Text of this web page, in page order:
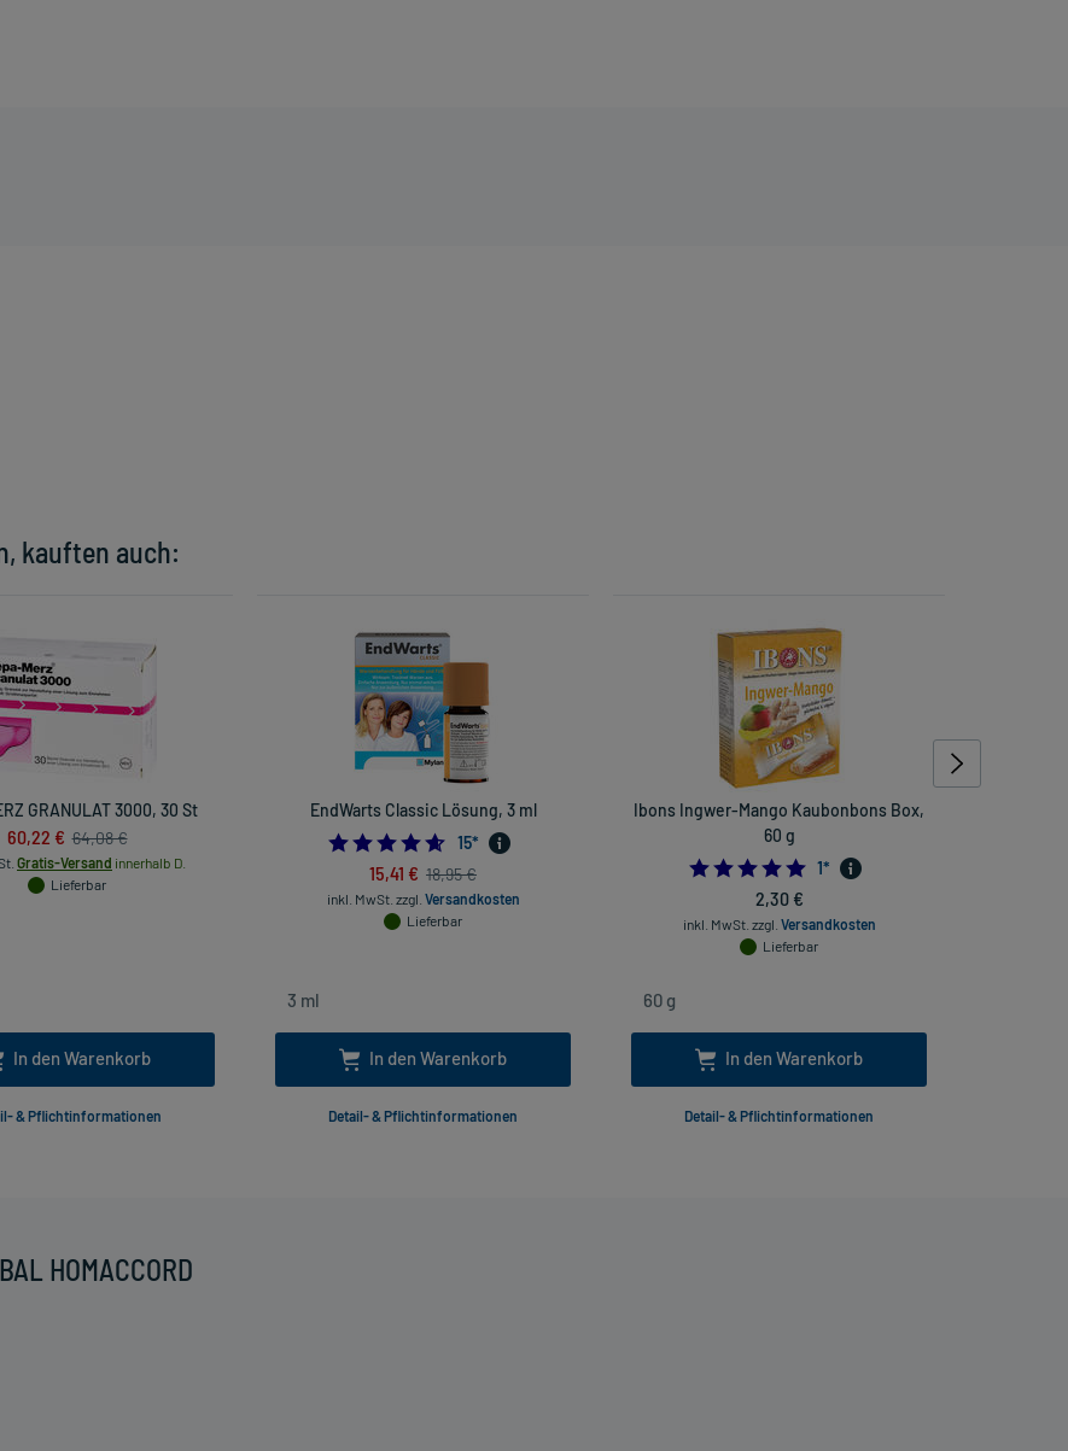
HOMACCORD
kauften auch:
GRANULAT 3000, 30 St
60,22 € 64,08 €
Gratis-Versand innerhalb D.
Lieferbar
In den Warenkorb
& Pflichtinformationen
EndWarts Classic Lösung, 3 ml
4.6
15*
15,41 € 18,95 €
inkl. MwSt. zzgl. Versandkosten
Lieferbar
In den Warenkorb
Detail- & Pflichtinformationen
Ibons Ingwer-Mango Kaubonbons Box,
60 g
5.0
1*
2,30 €
inkl. MwSt. zzgl. Versandkosten
Lieferbar
In den Warenkorb
Detail- & Pflichtinformationen